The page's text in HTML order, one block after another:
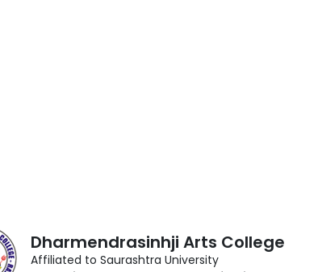
Dharmendrasinhji Arts College
Affiliated to Saurashtra University